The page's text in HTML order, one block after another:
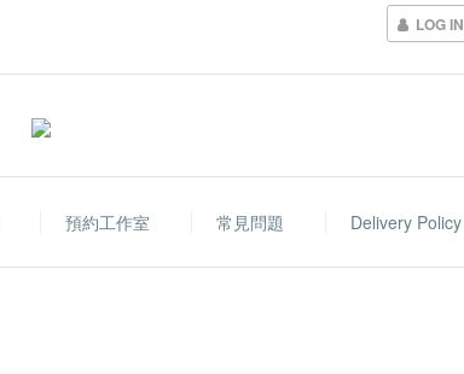
LOG IN
預約工作室 常見問題 Delivery Policy